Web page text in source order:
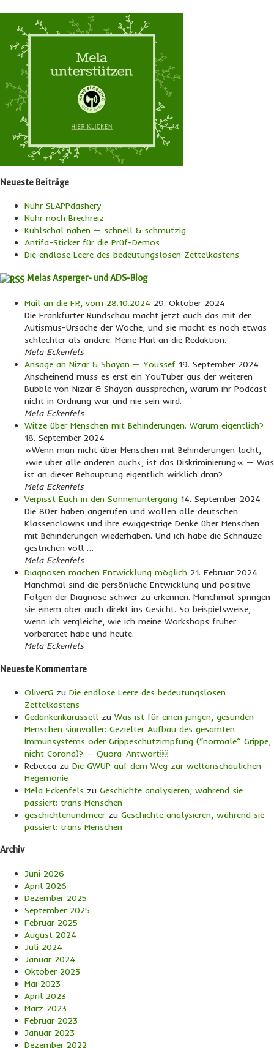
Neueste Beiträge
Nuhr SLAPPdashery
Nuhr noch Brechreiz
Kühlschal nähen — schnell & schmutzig
Antifa-Sticker für die Prüf-Demos
Die endlose Leere des bedeutungslosen Zettelkastens
Melas Asperger- und ADS-Blog
Mail an die FR, vom 28.10.2024 29. Oktober 2024
Die Frankfurter Rundschau macht jetzt auch das mit der
Autismus-Ursache der Woche, und sie macht es noch etwas
schlechter als andere. Meine Mail an die Redaktion.
Mela Eckenfels
Ansage an Nizar & Shayan — Youssef 19. September 2024
Anscheinend muss es erst ein YouTuber aus der weiteren
Bubble von Nizar & Shayan aussprechen, warum ihr Podcast
nicht in Ordnung war und nie sein wird.
Mela Eckenfels
Witze über Menschen mit Behinderungen. Warum eigentlich?
18. September 2024
»Wenn man nicht über Menschen mit Behinderungen lacht,
›wie über alle anderen auch‹, ist das Diskriminierung« — Was
ist an dieser Behauptung eigentlich wirklich dran?
Mela Eckenfels
Verpisst Euch in den Sonnenuntergang 14. September 2024
Die 80er haben angerufen und wollen alle deutschen
Klassenclowns und ihre ewiggestrige Denke über Menschen
mit Behinderungen wiederhaben. Und ich habe die Schnauze
gestrichen voll …
Mela Eckenfels
Diagnosen machen Entwicklung möglich 21. Februar 2024
Manchmal sind die persönliche Entwicklung und positive
Folgen der Diagnose schwer zu erkennen. Manchmal springen
sie einem aber auch direkt ins Gesicht. So beispielsweise,
wenn ich vergleiche, wie ich meine Workshops früher
vorbereitet habe und heute.
Mela Eckenfels
Neueste Kommentare
OliverG zu Die endlose Leere des bedeutungslosen
Zettelkastens
Gedankenkarussell zu Was ist für einen jungen, gesunden
Menschen sinnvoller: Gezielter Aufbau des gesamten
Immunsystems oder Grippeschutzimpfung (“normale” Grippe,
nicht Corona)? — Quora-Antwort￼
Rebecca zu Die GWUP auf dem Weg zur weltanschaulichen
Hegemonie
Mela Eckenfels zu Geschichte analysieren, während sie
passiert: trans Menschen
geschichtenundmeerzu Geschichte analysieren, während sie
passiert: trans Menschen
Archiv
Juni 2026
April 2026
Dezember 2025
September 2025
Februar 2025
August 2024
Juli 2024
Januar 2024
Oktober 2023
Mai 2023
April 2023
März 2023
Februar 2023
Januar 2023
Dezember 2022